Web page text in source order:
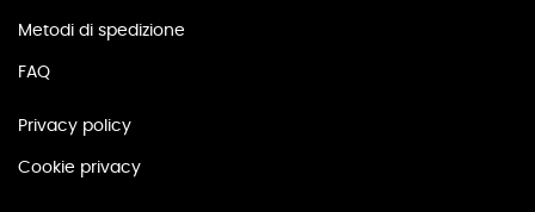
Metodi di spedizione
FAQ
Privacy policy
Cookie privacy